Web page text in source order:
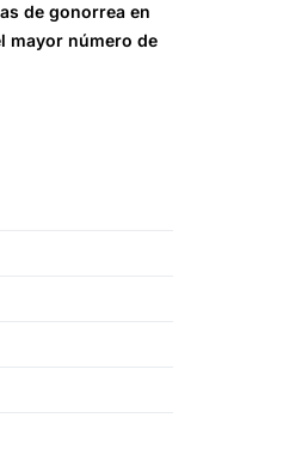
de gonorrea en
mayor número de